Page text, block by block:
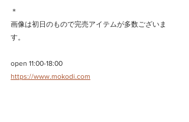
＊
画像は初日のもので完売アイテムが多数ございま
す。
open 11:00-18:00
https://www.mokodi.com